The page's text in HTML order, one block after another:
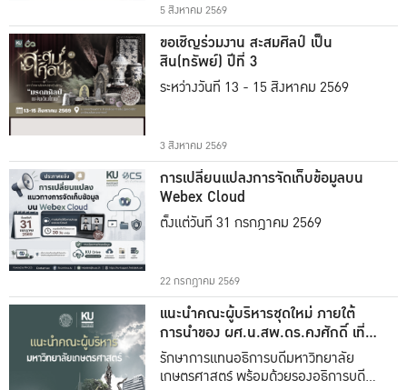
5 สิงหาคม 2569
ขอเชิญร่วมงาน สะสมศิลป์ เป็น
สิน(ทรัพย์) ปีที่ 3
ระหว่างวันที่ 13 - 15 สิงหาคม 2569
3 สิงหาคม 2569
การเปลี่ยนแปลงการจัดเก็บข้อมูลบน
Webex Cloud
ตั้งแต่วันที่ 31 กรกฎาคม 2569
22 กรกฎาคม 2569
แนะนำคณะผู้บริหารชุดใหม่ ภายใต้
การนำของ ผศ.น.สพ.ดร.คงศักดิ์ เที่ยง
ธรรม
รักษาการแทนอธิการบดีมหาวิทยาลัย
เกษตรศาสตร์ พร้อมด้วยรองอธิการบดีทั้ง